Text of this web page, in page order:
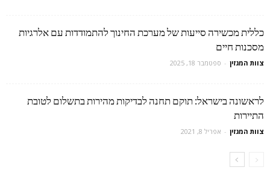
כללית מכשירה סייעות של מערכת החינוך להתמודדות עם אלרגיות
מסכנות חיים
צוות המגזין - ספטמבר 18, 2025
לראשונה בישראל: תוקם תחנה לבדיקות מהירות בתשלום לטובת
התיירות
צוות המגזין - אפריל 8, 2021